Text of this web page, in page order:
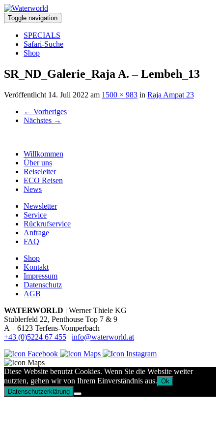
Toggle navigation
SPECIALS
Safari-Suche
Shop
SR_ND_Galerie_Raja A. – Lembeh_13
Veröffentlicht 14. Juli 2022 am 1500 × 983 in Raja Ampat 23
← Vorheriges
Nächstes →
Willkommen
Über uns
Reiseleiter
ECO Reisen
News
Newsletter
Service
Rückrufservice
Anfrage
FAQ
Shop
Kontakt
Impressum
Datenschutz
AGB
WATERWORLD | Werner Thiele KG
Stublerfeld 22, Penthouse Top 7 & 9
A – 6123 Terfens-Vomperbach
+43 (0)5224 67 455 | info@waterworld.at
Diese Website benutzt Cookies. Wenn Sie die Website weiter
nutzten, gehen wir von Ihrem Einverständnis aus. Ok
Datenschutzerklärung